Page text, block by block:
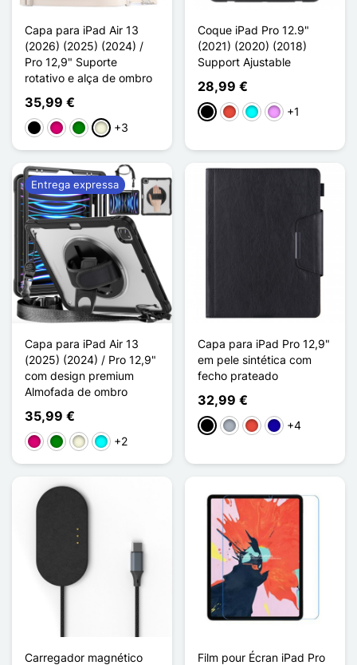
Capa para iPad Air 13
(2026) (2025) (2024) /
Pro 12,9" Suporte
rotativo e alça de ombro
35,99 €
PretoMagenta
VerdeBege+3
Coque iPad Pro 12.9"
(2021) (2020) (2018)
Support Ajustable
28,99 €
PretoVermelho
CianoVioleta ligeira
+1
Capa para iPad Air 13
(2025) (2024) / Pro 12,9"
com design premium
Almofada de ombro
35,99 €
Magenta
VerdeBegeCiano
+2
Entrega expressa
Capa para iPad Pro 12,9"
em pele sintética com
fecho prateado
32,99 €
PretoCinzentoVermelhoAzul Escuro
+4
Carregador magnético
Film pour Écran iPad Pro